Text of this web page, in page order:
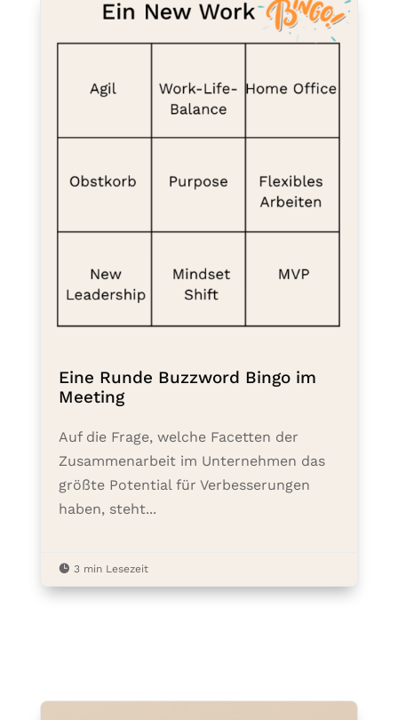
Eine Runde Buzzword Bingo im
Meeting
Auf die Frage, welche Facetten der
Zusammenarbeit im Unternehmen das
größte Potential für Verbesserungen
haben, steht...
 3 min Lesezeit